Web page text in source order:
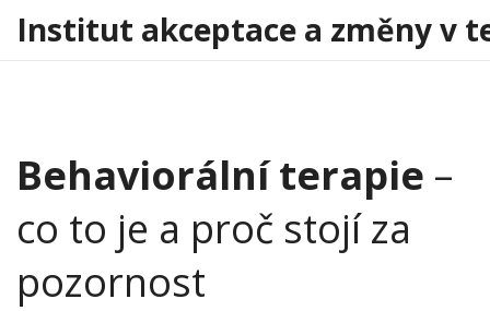
Institut akceptace a změny v
Behaviorální terapie –
co to je a proč stojí za
pozornost